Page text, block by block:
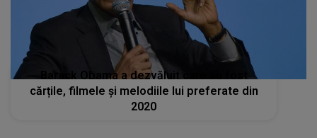
Barack Obama a dezvăluit care au fost
cărțile, filmele și melodiile lui preferate din
2020